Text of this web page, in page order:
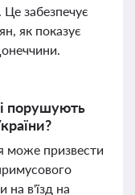
Це забезпечує
як показує
порушують
може призвести
на в'їзд на